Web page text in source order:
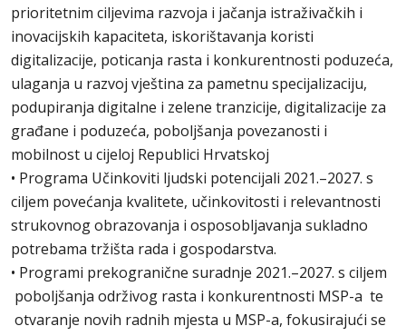
prioritetnim ciljevima razvoja i jačanja istraživačkih i
inovacijskih kapaciteta, iskorištavanja koristi
digitalizacije, poticanja rasta i konkurentnosti poduzeća,
ulaganja u razvoj vještina za pametnu specijalizaciju,
podupiranja digitalne i zelene tranzicije, digitalizacije za
građane i poduzeća, poboljšanja povezanosti i
mobilnost u cijeloj Republici Hrvatskoj
• Programa Učinkoviti ljudski potencijali 2021.–2027. s
ciljem povećanja kvalitete, učinkovitosti i relevantnosti
strukovnog obrazovanja i osposobljavanja sukladno
potrebama tržišta rada i gospodarstva.
• Programi prekogranične suradnje 2021.–2027. s ciljem
poboljšanja održivog rasta i konkurentnosti MSP-a te
otvaranje novih radnih mjesta u MSP-a, fokusirajući se